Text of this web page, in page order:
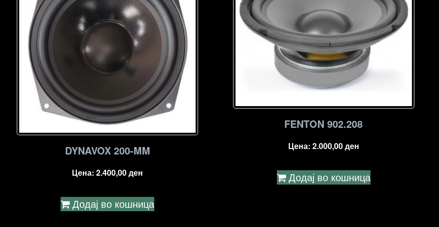
DYNAVOX 200-MM
Цена:2.400,00ден
Додај во кошница
FENTON 902.208
Цена: 2.000,00ден
Додај во кошница